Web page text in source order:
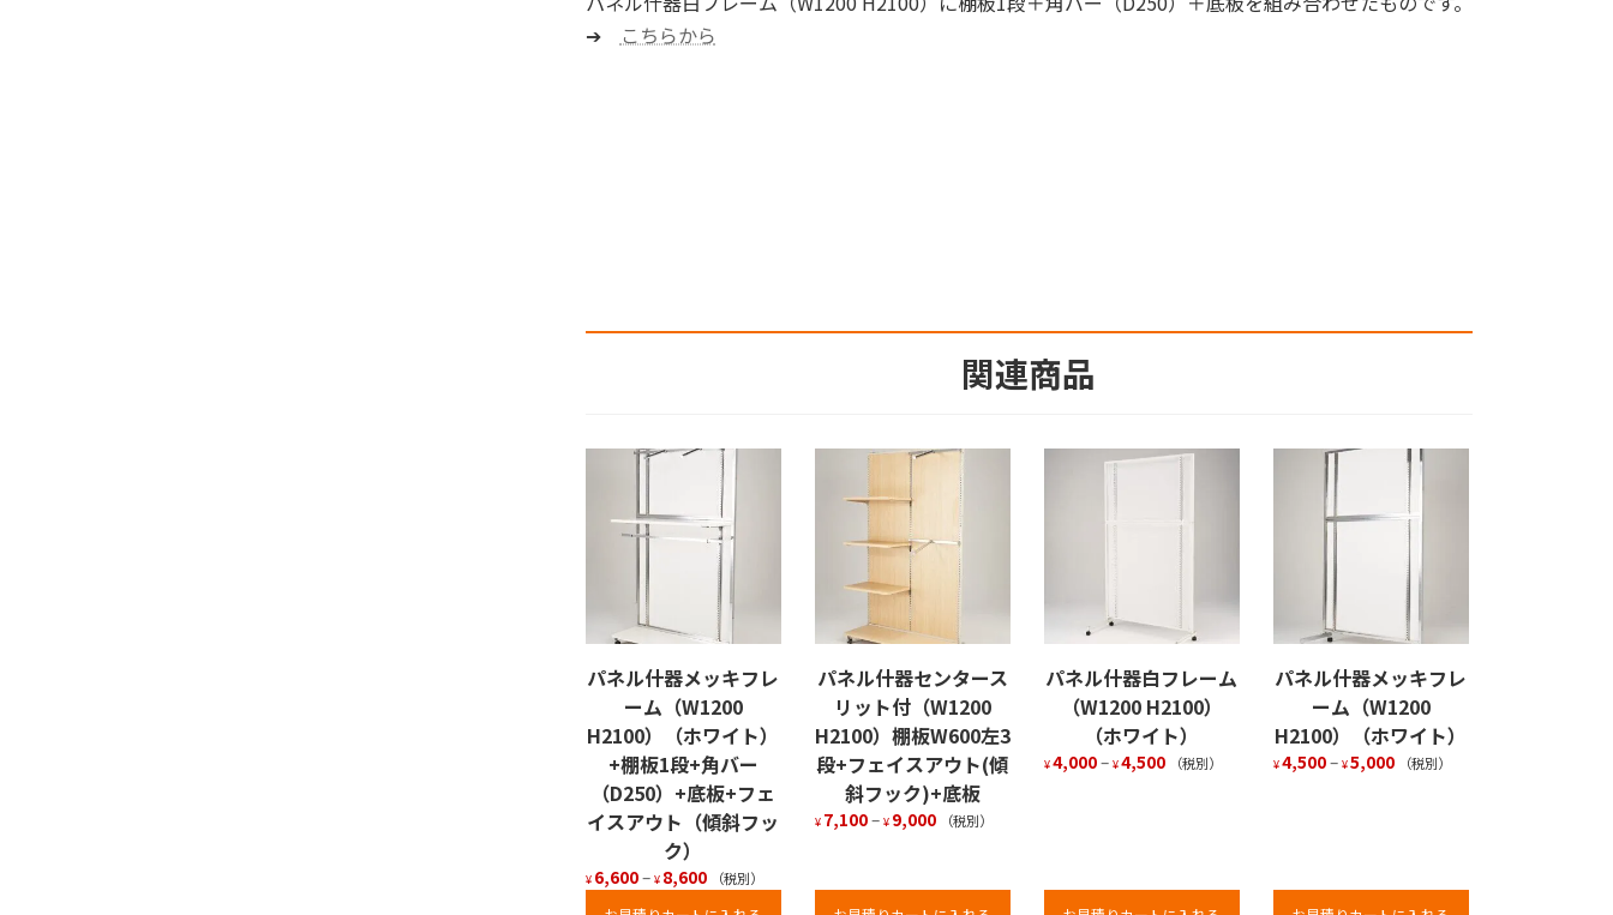
➔
こちらから
関連商品
パネル什器メッキフレ
ーム（W1200
H2100）（ホワイト）
+棚板1段+角バー
（D250）+底板+フェ
イスアウト（傾斜フッ
ク）
¥ 6,600– ¥ 8,600 （税別）
パネル什器センタース
リット付（W1200
H2100）棚板W600左3
段+フェイスアウト(傾
斜フック)+底板
¥ 7,100– ¥ 9,000 （税別）
パネル什器白フレーム
（W1200 H2100）
（ホワイト）
¥4,000– ¥4,500 （税別）
パネル什器メッキフレ
ーム（W1200
H2100）（ホワイト）
¥4,500– ¥5,000 （税別）